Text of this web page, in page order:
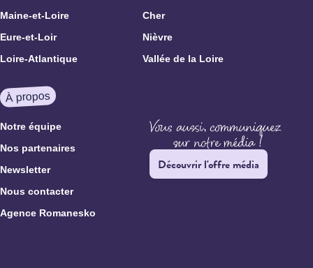
Maine-et-Loire
Cher
Eure-et-Loir
Nièvre
Loire-Atlantique
Vallée de la Loire
À propos
Notre équipe
Nos partenaires
Newsletter
Nous contacter
Agence Romanesko
Découvrir l'offre média